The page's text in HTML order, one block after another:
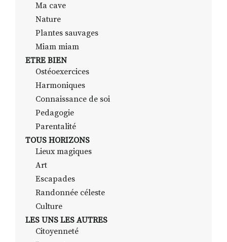
Ma cave
Nature
Plantes sauvages
Miam miam
ETRE BIEN
Ostéoexercices
Harmoniques
Connaissance de soi
Pedagogie
Parentalité
TOUS HORIZONS
Lieux magiques
Art
Escapades
Randonnée céleste
Culture
LES UNS LES AUTRES
Citoyenneté